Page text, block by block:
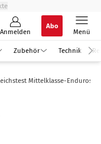
Anmelden
Abo
Menü
Zubehör Technik
Mittelklasse-Enduros